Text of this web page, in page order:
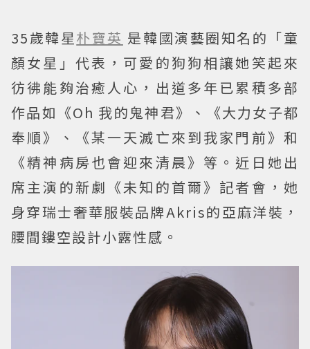
35歲韓星朴寶英 是韓國演藝圈知名的「童
顏女星」代表，可愛的狗狗相讓她笑起來
彷彿能夠治癒人心，出道多年已累積多部
作品如《Oh 我的鬼神君》、《大力女子都
奉順》、《某一天滅亡來到我家門前》和
《精神病房也會迎來清晨》等。近日她出
席主演的新劇《未知的首爾》記者會，她
身穿瑞士奢華服裝品牌Akris的亞麻洋裝，
腰間鏤空設計小露性感。